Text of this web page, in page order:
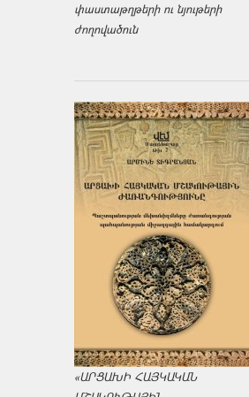
փաստաթղթերի ու նյութերի
ժողովածուն
«ԱՐՑԱԽԻ ՀԱՅԿԱԿԱՆ